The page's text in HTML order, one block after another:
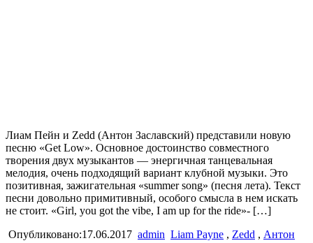
Лиам Пейн и Zedd (Антон Заславский) представили новую
песню «Get Low». Основное достоинство совместного
творения двух музыкантов — энергичная танцевальная
мелодия, очень подходящий вариант клубной музыки. Это
позитивная, зажигательная «summer song» (песня лета). Текст
песни довольно примитивный, особого смысла в нем искать
не стоит. «Girl, you got the vibe, I am up for the ride»- […]
Опубликовано:17.06.2017 admin Liam Payne , Zedd , Антон